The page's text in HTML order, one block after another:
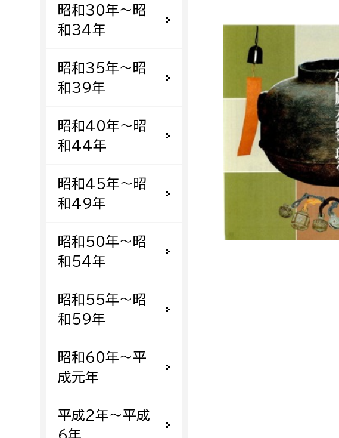
求職者
外国人
ペット
観光
消防
病院
市議会
福祉政策課
生活援護課
障がい福祉課
保険課
健康づくり課
子ども若者支援課
保育課
建設部
建設政策課
国県事業推進課
道水路整備課
みどり公園課
会計管理者
出納室
上下水道局
経営総務課
水道整備課
昭和30年〜昭
和34年
昭和35年〜昭
和39年
昭和40年〜昭
和44年
昭和45年〜昭
和49年
昭和50年〜昭
和54年
昭和55年〜昭
和59年
昭和60年〜平
成元年
平成2年〜平成
6年